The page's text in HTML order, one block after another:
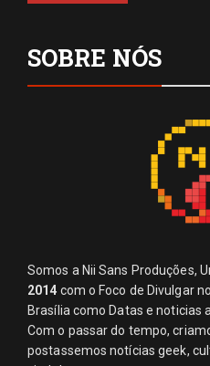
SOBRE NÓS
Somos a Nii Sans Produções,
2014 com o Foco de Divulgar
Brasília como Datas e noticias
Com o passar do tempo,
postassemos notícias geek,